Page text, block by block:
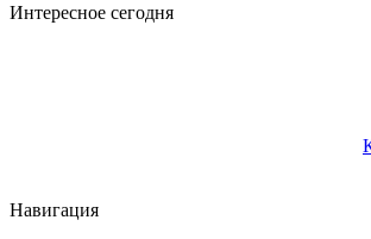
Интересное сегодня
Навигация